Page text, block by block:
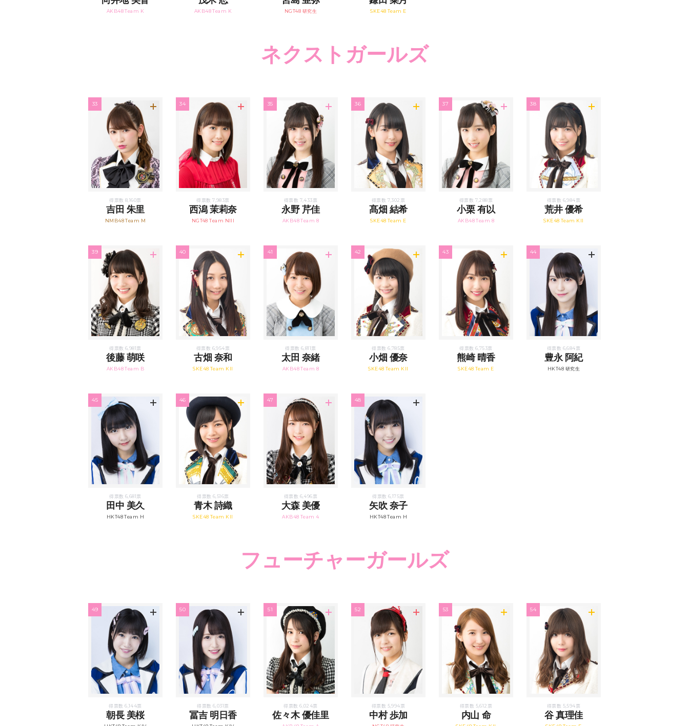
AKB48 Team K AKB48 Team K NGT48 研究生 SKE48 Team E
ネクストガールズ
33
得票数 8,160票
吉田 朱里
NMB48 Team M
34
得票数 7,983票
西潟 茉莉奈
NGT48 Team NIII
35
得票数 7,433票
永野 芹佳
AKB48 Team 8
36
得票数 7,302票
髙畑 結希
SKE48 Team E
37
得票数 7,288票
小栗 有以
AKB48 Team 8
38
得票数 6,984票
荒井 優希
SKE48 Team KII
39
得票数 6,981票
後藤 萌咲
AKB48 Team B
40
得票数 6,954票
古畑 奈和
SKE48 Team KII
41
得票数 6,811票
太田 奈緒
AKB48 Team 8
42
得票数 6,785票
小畑 優奈
SKE48 Team KII
43
得票数 6,753票
熊崎 晴香
SKE48 Team E
44
得票数 6,684票
豊永 阿紀
HKT48 研究生
45
得票数 6,681票
田中 美久
HKT48 Team H
46
得票数 6,516票
青木 詩織
SKE48 Team KII
47
得票数 6,496票
大森 美優
AKB48 Team 4
48
得票数 6,175票
矢吹 奈子
HKT48 Team H
フューチャーガールズ
49
得票数 6,144票
朝長 美桜
50
得票数 6,031票
冨吉 明日香
51
得票数 6,024票
佐々木 優佳里
52
得票数 5,994票
中村 歩加
53
得票数 5,612票
内山 命
54
得票数 5,594票
谷 真理佳